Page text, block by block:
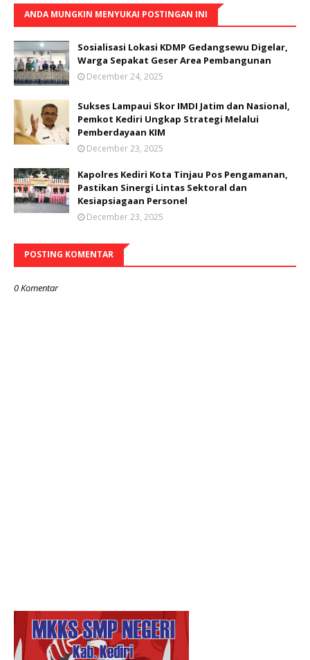
ANDA MUNGKIN MENYUKAI POSTINGAN INI
Sosialisasi Lokasi KDMP Gedangsewu Digelar,
Warga Sepakat Geser Area Pembangunan
December 24, 2025
Sukses Lampaui Skor IMDI Jatim dan Nasional,
Pemkot Kediri Ungkap Strategi Melalui
Pemberdayaan KIM
December 23, 2025
Kapolres Kediri Kota Tinjau Pos Pengamanan,
Pastikan Sinergi Lintas Sektoral dan
Kesiapsiagaan Personel
December 23, 2025
POSTING KOMENTAR
0 Komentar